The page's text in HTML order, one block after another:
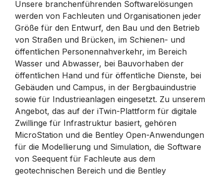
Unsere branchenführenden Softwarelösungen
werden von Fachleuten und Organisationen jeder
Größe für den Entwurf, den Bau und den Betrieb
von Straßen und Brücken, im Schienen- und
öffentlichen Personennahverkehr, im Bereich
Wasser und Abwasser, bei Bauvorhaben der
öffentlichen Hand und für öffentliche Dienste, bei
Gebäuden und Campus, in der Bergbauindustrie
sowie für Industrieanlagen eingesetzt. Zu unserem
Angebot, das auf der iTwin-Plattform für digitale
Zwillinge für Infrastruktur basiert, gehören
MicroStation und die Bentley Open-Anwendungen
für die Modellierung und Simulation, die Software
von Seequent für Fachleute aus dem
geotechnischen Bereich und die Bentley